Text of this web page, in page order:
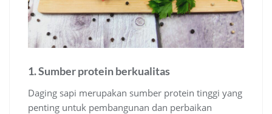
1. Sumber protein berkualitas
Daging sapi merupakan sumber protein tinggi yang
penting untuk pembangunan dan perbaikan